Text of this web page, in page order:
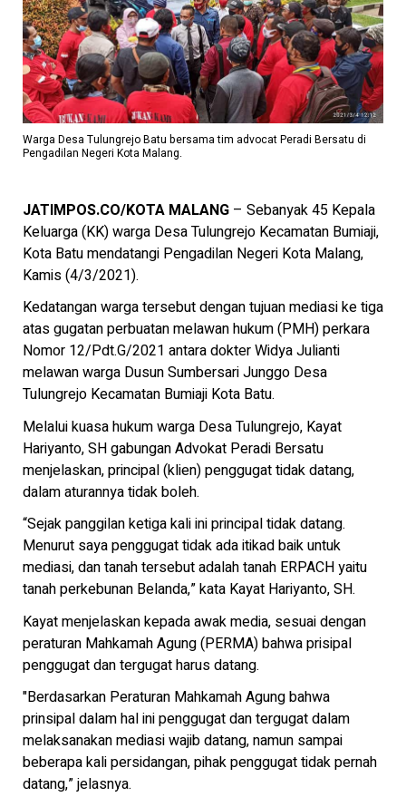
Warga Desa Tulungrejo Batu bersama tim advocat Peradi Bersatu di
Pengadilan Negeri Kota Malang.
JATIMPOS.CO/KOTA MALANG – Sebanyak 45 Kepala
Keluarga (KK) warga Desa Tulungrejo Kecamatan Bumiaji,
Kota Batu mendatangi Pengadilan Negeri Kota Malang,
Kamis (4/3/2021).
Kedatangan warga tersebut dengan tujuan mediasi ke tiga
atas gugatan perbuatan melawan hukum (PMH) perkara
Nomor 12/Pdt.G/2021 antara dokter Widya Julianti
melawan warga Dusun Sumbersari Junggo Desa
Tulungrejo Kecamatan Bumiaji Kota Batu.
Melalui kuasa hukum warga Desa Tulungrejo, Kayat
Hariyanto, SH gabungan Advokat Peradi Bersatu
menjelaskan, principal (klien) penggugat tidak datang,
dalam aturannya tidak boleh.
“Sejak panggilan ketiga kali ini principal tidak datang.
Menurut saya penggugat tidak ada itikad baik untuk
mediasi, dan tanah tersebut adalah tanah ERPACH yaitu
tanah perkebunan Belanda,” kata Kayat Hariyanto, SH.
Kayat menjelaskan kepada awak media, sesuai dengan
peraturan Mahkamah Agung (PERMA) bahwa prisipal
penggugat dan tergugat harus datang.
"Berdasarkan Peraturan Mahkamah Agung bahwa
prinsipal dalam hal ini penggugat dan tergugat dalam
melaksanakan mediasi wajib datang, namun sampai
beberapa kali persidangan, pihak penggugat tidak pernah
datang,” jelasnya.